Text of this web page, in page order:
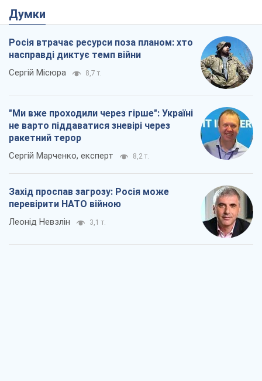
Думки
Росія втрачає ресурси поза планом: хто
насправді диктує темп війни
Сергій Місюра 8,7 т.
"Ми вже проходили через гірше": Україні
не варто піддаватися зневірі через
ракетний терор
Сергій Марченко, експерт 8,2 т.
Захід проспав загрозу: Росія може
перевірити НАТО війною
Леонід Невзлін 3,1 т.